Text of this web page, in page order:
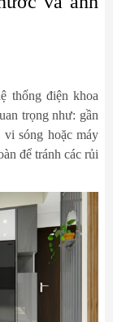
thống điện khoa
trọng như: gần
sóng hoặc máy
để tránh các rủi